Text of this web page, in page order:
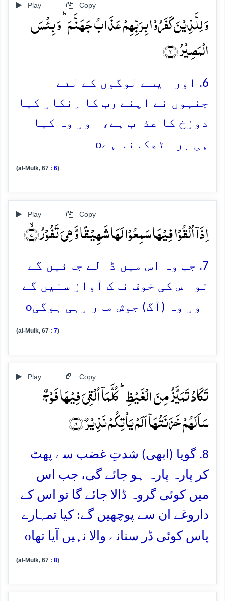
Play Copy
وَ لِلَّذِیۡنَ کَفَرُوۡا بِرَبِّہِمۡ عَذَابُ جَہَنَّمَ ؕ وَ بِئۡسَ
الۡمَصِیۡرُ ﴿۶﴾
6. اور ایسے لوگوں کے لئے
جنہوں نے اپنے رب کا اِنکار کیا
دوزخ کا عذاب ہے، اور وہ کیا
ہی برا ٹھکانا ہےo
(al-Mulk, 67 : 6)
Play Copy
اِذَاۤ اُلۡقُوۡا فِیۡہَا سَمِعُوۡا لَہَا شَہِیۡقًا وَّ ہِیَ تَفُوۡرُ ۙ﴿۷﴾
7. جب وہ اس میں ڈالے جائیں گے
تو اس کی خوف ناک آواز سنیں گے
اور وہ (آگ) جوش مار رہی ہوگیo
(al-Mulk, 67 : 7)
Play Copy
تَکَادُ تَمَیَّزُ مِنَ الۡغَیۡظِ ؕ کُلَّمَاۤ اُلۡقِیَ فِیۡہَا فَوۡجٌ
سَاَلَہُمۡ خَزَنَتُہَاۤ اَلَمۡ یَاۡتِکُمۡ نَذِیۡرٌ ﴿۸﴾
8. گویا (ابھی) شدتِ غضب سے پھٹ
کر پارہ پارہ ہو جائے گی، جب اس
میں کوئی گروہ ڈالا جائے گا تو اس کے
داروغے ان سے پوچھیں گے: کیا تمہارے
پاس کوئی ڈر سنانے والا نہیں آیا تھاo
(al-Mulk, 67 : 8)